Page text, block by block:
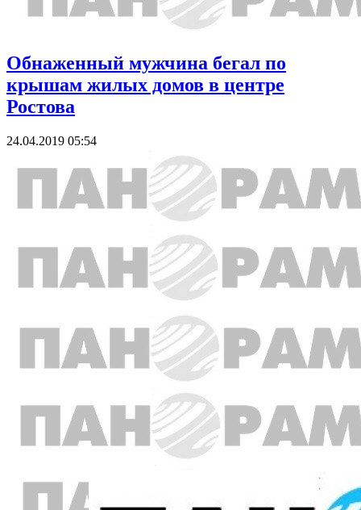
Обнаженный мужчина бегал по
крышам жилых домов в центре
Ростова
24.04.2019 05:54